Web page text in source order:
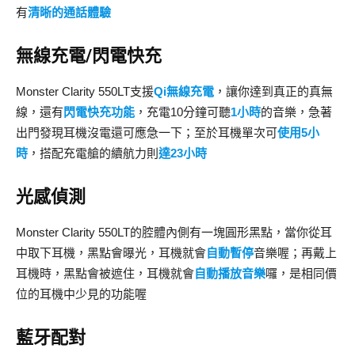
有清晰的通話體驗
無線充電/閃電快充
Monster Clarity 550LT支援Qi無線充電 ，讓你達到真正的真無
線，還有 閃電快充功能 ，充電10分鐘可聽1小時的音樂，急著
出門發現耳機沒電還可應急一下；至於耳機單次可使用5小
時 ，搭配充電艙的續航力則 達23小時
光感偵測
Monster Clarity 550LT的腔體內側有一塊圓形黑點，當你從耳
中取下耳機，黑點會曝光，耳機就會自動暫停音樂喔；再戴上
耳機時，黑點會被遮住，耳機就會自動播放音樂囉，是相同價
位的耳機中少見的功能喔
藍牙配對